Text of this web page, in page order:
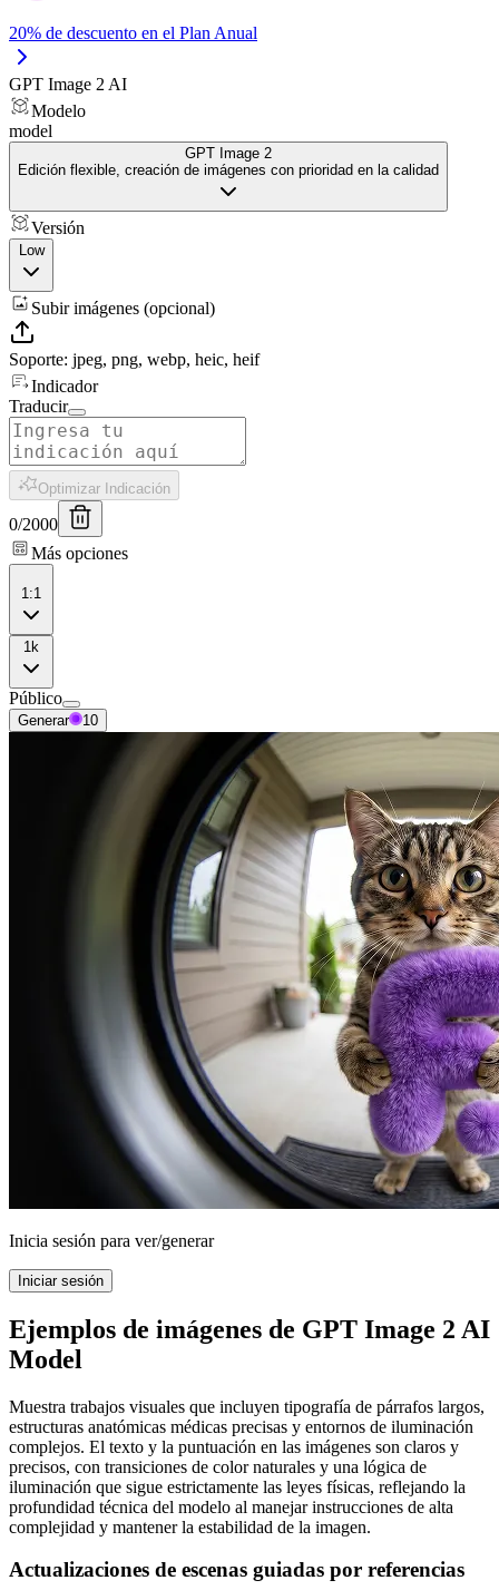
20% de descuento en el Plan Anual
GPT Image 2 AI
Modelo
model
GPT Image 2
Edición flexible, creación de imágenes con prioridad en la calidad
Versión
Low
Subir imágenes (opcional)
Soporte: jpeg, png, webp, heic, heif
Indicador
Traducir
Optimizar Indicación
0/2000
Más opciones
1:1
1k
Público
Generar 10
Inicia sesión para ver/generar
Iniciar sesión
Ejemplos de imágenes de GPT Image 2 AI
Model
Muestra trabajos visuales que incluyen tipografía de párrafos largos,
estructuras anatómicas médicas precisas y entornos de iluminación
complejos. El texto y la puntuación en las imágenes son claros y
precisos, con transiciones de color naturales y una lógica de
iluminación que sigue estrictamente las leyes físicas, reflejando la
profundidad técnica del modelo al manejar instrucciones de alta
complejidad y mantener la estabilidad de la imagen.
Actualizaciones de escenas guiadas por referencias